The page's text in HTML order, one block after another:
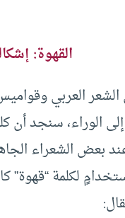
القهوة:
العربي
الوراء، سنجد أن
الشعراء